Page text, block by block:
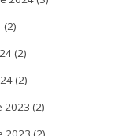
(2)
(2)
(2)
2023 (2)